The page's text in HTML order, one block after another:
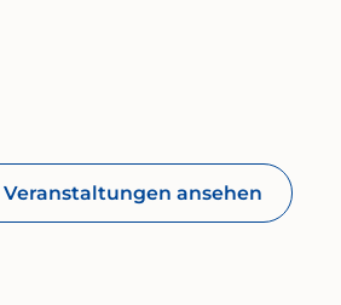
ansehen